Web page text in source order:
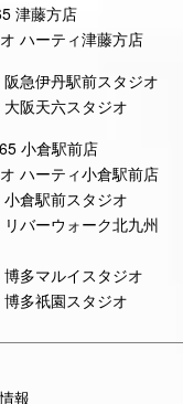
津藤方店
ハーティ津藤方店
急伊丹駅前スタジオ
阪天六スタジオ
小倉駅前店
ハーティ小倉駅前店
倉駅前スタジオ
バーウォーク北九州
多マルイスタジオ
多祇園スタジオ
報